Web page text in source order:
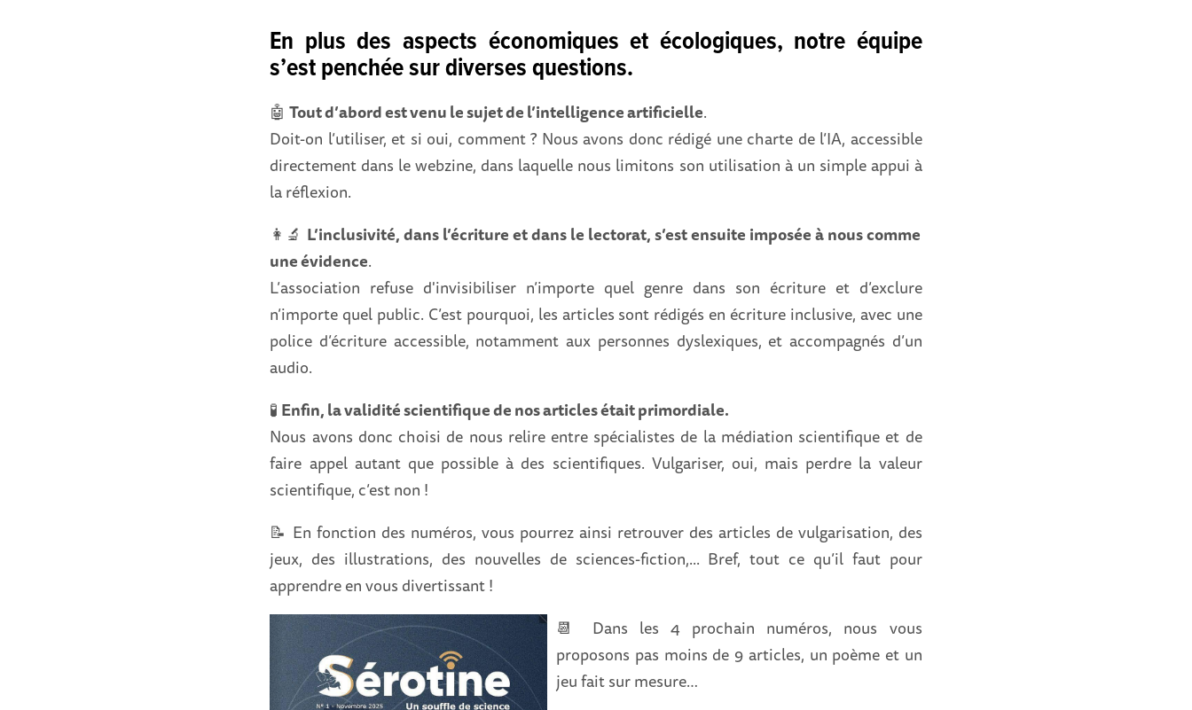
En plus des aspects économiques et écologiques, notre équipe
s’est penchée sur diverses questions.
🤖Tout d’abord est venu le sujet de l’intelligence artificielle.
Doit-on l’utiliser, et si oui, comment ? Nous avons donc rédigé une charte de l’IA, accessible
directement dans le webzine, dans laquelle nous limitons son utilisation à un simple appui à
la réflexion.
👩‍🔬 L’inclusivité, dans l’écriture et dans le lectorat, s’est ensuite imposée à nous comme
une évidence.
L’association refuse d'invisibiliser n’importe quel genre dans son écriture et d’exclure
n’importe quel public. C’est pourquoi, les articles sont rédigés en écriture inclusive, avec une
police d’écriture accessible, notamment aux personnes dyslexiques, et accompagnés d’un
audio.
🧪 Enfin, la validité scientifique de nos articles était primordiale.
Nous avons donc choisi de nous relire entre spécialistes de la médiation scientifique et de
faire appel autant que possible à des scientifiques. Vulgariser, oui, mais perdre la valeur
scientifique, c’est non !
📝 En fonction des numéros, vous pourrez ainsi retrouver des articles de vulgarisation, des
jeux, des illustrations, des nouvelles de sciences-fiction,... Bref, tout ce qu’il faut pour
apprendre en vous divertissant !
📆 Dans les 4 prochain numéros, nous vous
proposons pas moins de 9 articles, un poème et un
jeu fait sur mesure…